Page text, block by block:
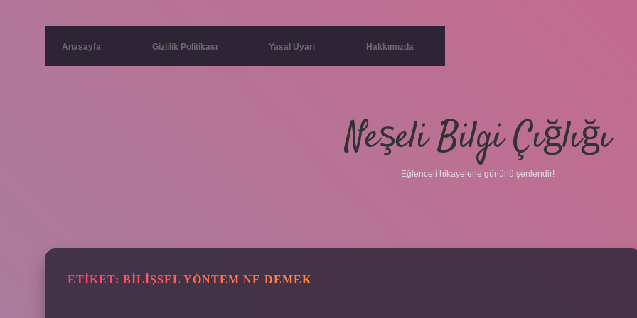
Anasayfa Gizlilik Politikası Yasal Uyarı Hakkımızda
Neşeli Bilgi Çığlığı
Eğlenceli hikayelerle gününü şenlendir!
ETIKET: BILIŞSEL YÖNTEM NE DEMEK